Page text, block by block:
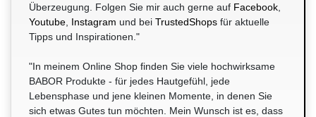
Überzeugung. Folgen Sie mir auch gerne auf Facebook
Youtube Instagram und bei TrustedShops für aktuelle
Tipps und Inspirationen."
"In meinem Online Shop finden Sie viele hochwirksame
BABOR Produkte - für jedes Hautgefühl, jede
Lebensphase und jene kleinen Momente, in denen Sie
sich etwas Gutes tun möchten. Mein Wunsch ist es, dass